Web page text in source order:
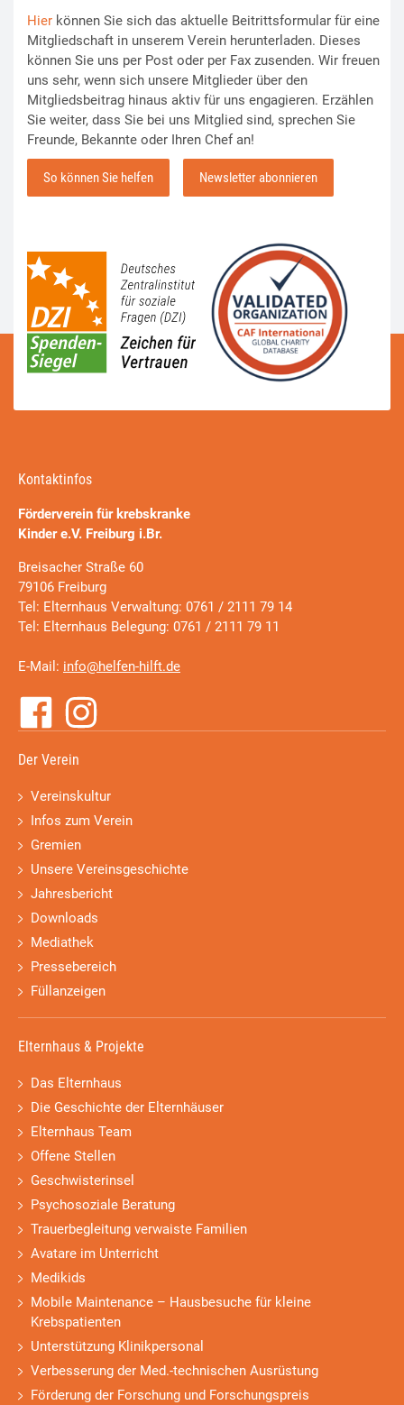
Hier können Sie sich das aktuelle Beitrittsformular für eine
Mitgliedschaft in unserem Verein herunterladen. Dieses
können Sie uns per Post oder per Fax zusenden. Wir freuen
uns sehr, wenn sich unsere Mitglieder über den
Mitgliedsbeitrag hinaus aktiv für uns engagieren. Erzählen
Sie weiter, dass Sie bei uns Mitglied sind, sprechen Sie
Freunde, Bekannte oder Ihren Chef an!
So können Sie helfen Newsletter abonnieren
Kontaktinfos
Förderverein für krebskranke
Kinder e.V. Freiburg i.Br.
Breisacher Straße 60
79106 Freiburg
Tel: Elternhaus Verwaltung: 0761 / 2111 79 14
Tel: Elternhaus Belegung: 0761 / 2111 79 11
E-Mail: info@helfen-hilft.de
Der Verein
Vereinskultur
Infos zum Verein
Gremien
Unsere Vereinsgeschichte
Jahresbericht
Downloads
Mediathek
Pressebereich
Füllanzeigen
Elternhaus & Projekte
Das Elternhaus
Die Geschichte der Elternhäuser
Elternhaus Team
Offene Stellen
Geschwisterinsel
Psychosoziale Beratung
Trauerbegleitung verwaiste Familien
Avatare im Unterricht
Medikids
Mobile Maintenance – Hausbesuche für kleine
Krebspatienten
Unterstützung Klinikpersonal
Verbesserung der Med.-technischen Ausrüstung
Förderung der Forschung und Forschungspreis